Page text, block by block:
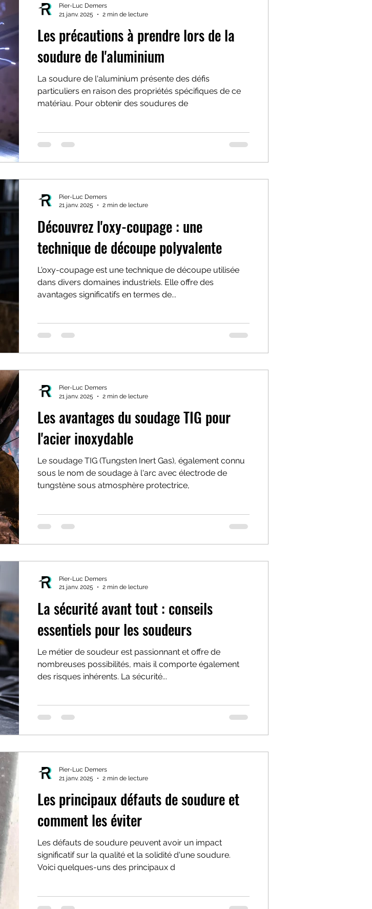
Les précautions à prendre lors de la
soudure de l'aluminium
La soudure de l'aluminium présente des défis
particuliers en raison des propriétés spécifiques de ce
matériau. Pour obtenir des soudures de
Pier-Luc Demers
21 janv. 2025
2 min de lecture
Découvrez l'oxy-coupage : une
technique de découpe polyvalente
L'oxy-coupage est une technique de découpe utilisée
dans divers domaines industriels. Elle offre des
avantages significatifs en termes de...
Pier-Luc Demers
21 janv. 2025
2 min de lecture
Les avantages du soudage TIG pour
l'acier inoxydable
Le soudage TIG (Tungsten Inert Gas), également connu
sous le nom de soudage à l'arc avec électrode de
tungstène sous atmosphère protectrice,
Pier-Luc Demers
21 janv. 2025
2 min de lecture
La sécurité avant tout : conseils
essentiels pour les soudeurs
Le métier de soudeur est passionnant et offre de
nombreuses possibilités, mais il comporte également
des risques inhérents. La sécurité...
Pier-Luc Demers
21 janv. 2025
2 min de lecture
Les principaux défauts de soudure et
comment les éviter
Les défauts de soudure peuvent avoir un impact
significatif sur la qualité et la solidité d'une soudure.
Voici quelques-uns des principaux d
Pier-Luc Demers
21 janv. 2025
2 min de lecture